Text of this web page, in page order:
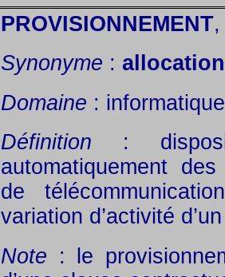
PROVISIONNEMENT
Synonyme :
Domaine :
Définition :
automatiquement
de
variation d’activité
Note : le